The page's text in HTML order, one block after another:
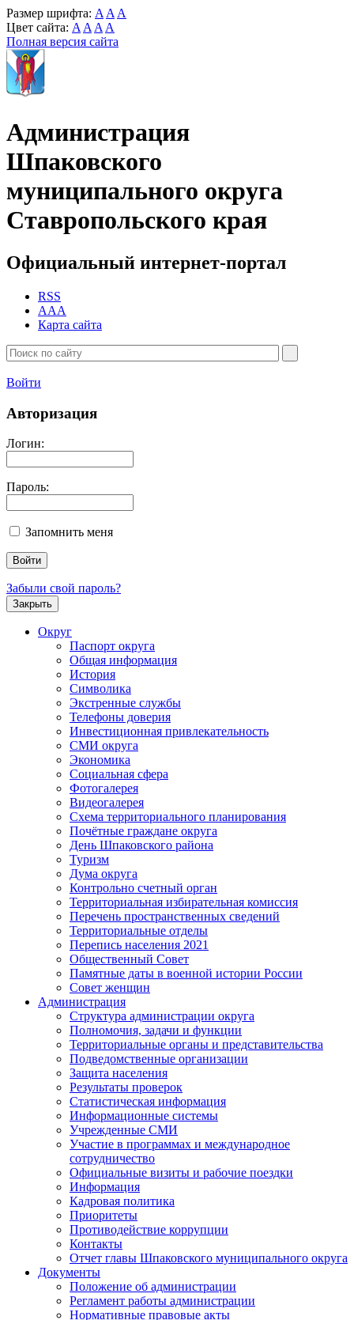
Размер шрифта: A A A
Цвет сайта: A A A A
Полная версия сайта
Администрация
Шпаковского
муниципального округа
Ставропольского края
Официальный интернет-портал
RSS
AAA
Карта сайта
Войти
Авторизация
Логин:
Пароль:
Запомнить меня
Забыли свой пароль?
Закрыть
Округ
Паспорт округа
Общая информация
История
Символика
Экстренные службы
Телефоны доверия
Инвестиционная привлекательность
СМИ округа
Экономика
Социальная сфера
Фотогалерея
Видеогалерея
Схема территориального планирования
Почётные граждане округа
День Шпаковского района
Туризм
Дума округа
Контрольно счетный орган
Территориальная избирательная комиссия
Перечень пространственных сведений
Территориальные отделы
Перепись населения 2021
Общественный Совет
Памятные даты в военной истории России
Совет женщин
Администрация
Структура администрации округа
Полномочия, задачи и функции
Территориальные органы и представительства
Подведомственные организации
Защита населения
Результаты проверок
Статистическая информация
Информационные системы
Учрежденные СМИ
Участие в программах и международное
сотрудничество
Официальные визиты и рабочие поездки
Информация
Кадровая политика
Приоритеты
Противодействие коррупции
Контакты
Отчет главы Шпаковского муниципального округа
Документы
Положение об администрации
Регламент работы администрации
Нормативные правовые акты